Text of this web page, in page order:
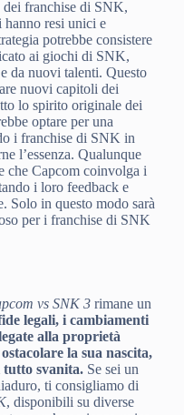
dei franchise di SNK,
hanno resi unici e
potrebbe consistere
ai giochi di SNK,
da nuovi talenti. Questo
nuovi capitoli dei
lo spirito originale dei
optare per una
i franchise di SNK in
l’essenza. Qualunque
che Capcom coinvolga i
i loro feedback e
Solo in questo modo sarà
per i franchise di SNK
vs SNK 3rimane un
legali, i cambiamenti
alla proprietà
la sua nascita,
tutto svanita.Se sei un
ti consigliamo di
, disponibili su diverse